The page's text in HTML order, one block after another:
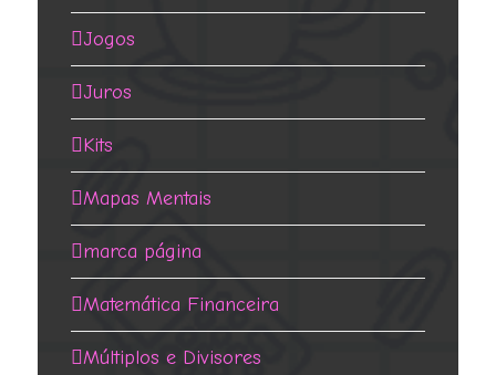
Jogos
Juros
Kits
Mapas Mentais
marca página
Matemática Financeira
Múltiplos e Divisores